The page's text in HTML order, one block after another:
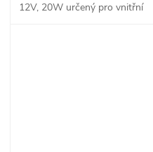
12V, 20W určený pro vnitřní